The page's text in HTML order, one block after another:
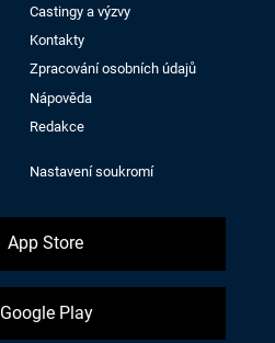
Castingy a výzvy
Kontakty
Zpracování osobních údajů
Nápověda
Redakce
Nastavení soukromí
App Store
Google Play